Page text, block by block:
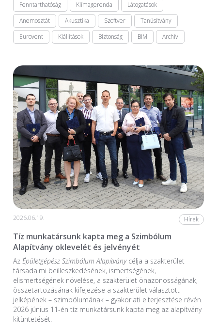
Fenntarthatóság
Klímagerenda
Látogatások
Anemosztát
Akusztika Szoftver
Tanúsítvány
Eurovent
Kiállítások Biztonság BIM Archív
2026.06.19. Hírek
Tíz munkatársunk kapta meg a Szimbólum
Alapítvány oklevelét és jelvényét
Az Épületgépész Szimbólum Alapítványcélja a szakterület
társadalmi beilleszkedésének, ismertségének,
elismertségének növelése, a szakterület önazonosságának,
összetartozásának kifejezése a szakterület választott
jelképének – szimbólumának – gyakorlati elterjesztése révén.
2026 június 11-én tíz munkatársunk kapta meg az alapítvány
kitüntetését.